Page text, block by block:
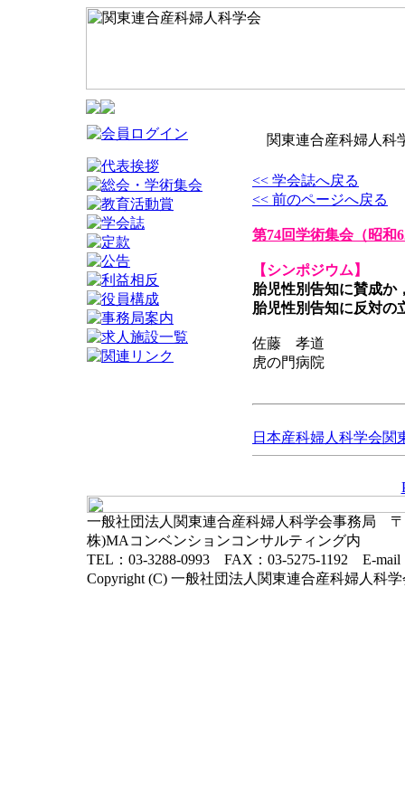
関東連合産科婦人科
<< 学会誌へ戻る
<< 前のページへ戻る
第74回学術集会（昭和
【シンポジウム】
胎児性別告知に賛成か
胎児性別告知に反対の
佐藤 孝道
虎の門病院
日本産科婦人科学会関
一般社団法人関東連合産科婦人科学会事務局 〒
株)MAコンベンションコンサルティング内
TEL：03-3288-0993 FAX：03-5275-1192 E-mail
Copyright (C) 一般社団法人関東連合産科婦人科